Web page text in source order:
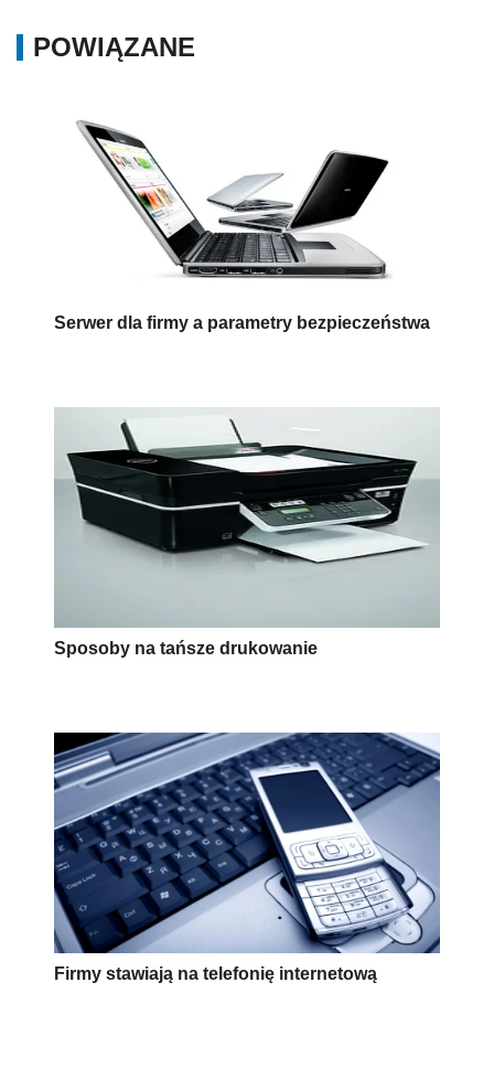
POWIĄZANE
Serwer dla firmy a parametry bezpieczeństwa
Sposoby na tańsze drukowanie
Firmy stawiają na telefonię internetową